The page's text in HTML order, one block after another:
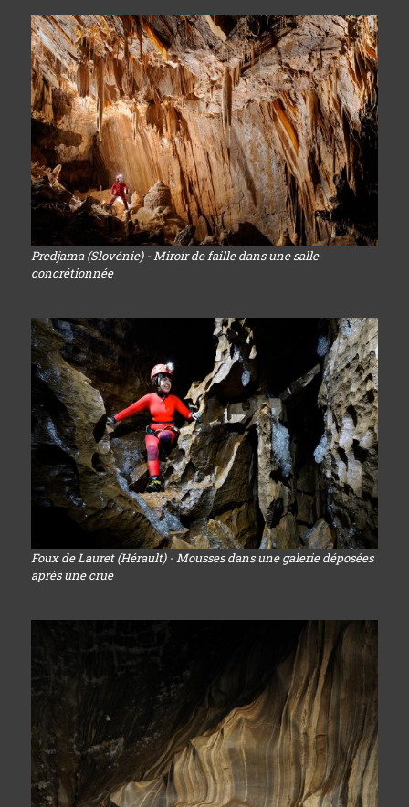
Predjama (Slovénie) - Miroir de faille dans une salle
concrétionnée
Foux de Lauret (Hérault) - Mousses dans une galerie déposées
après une crue